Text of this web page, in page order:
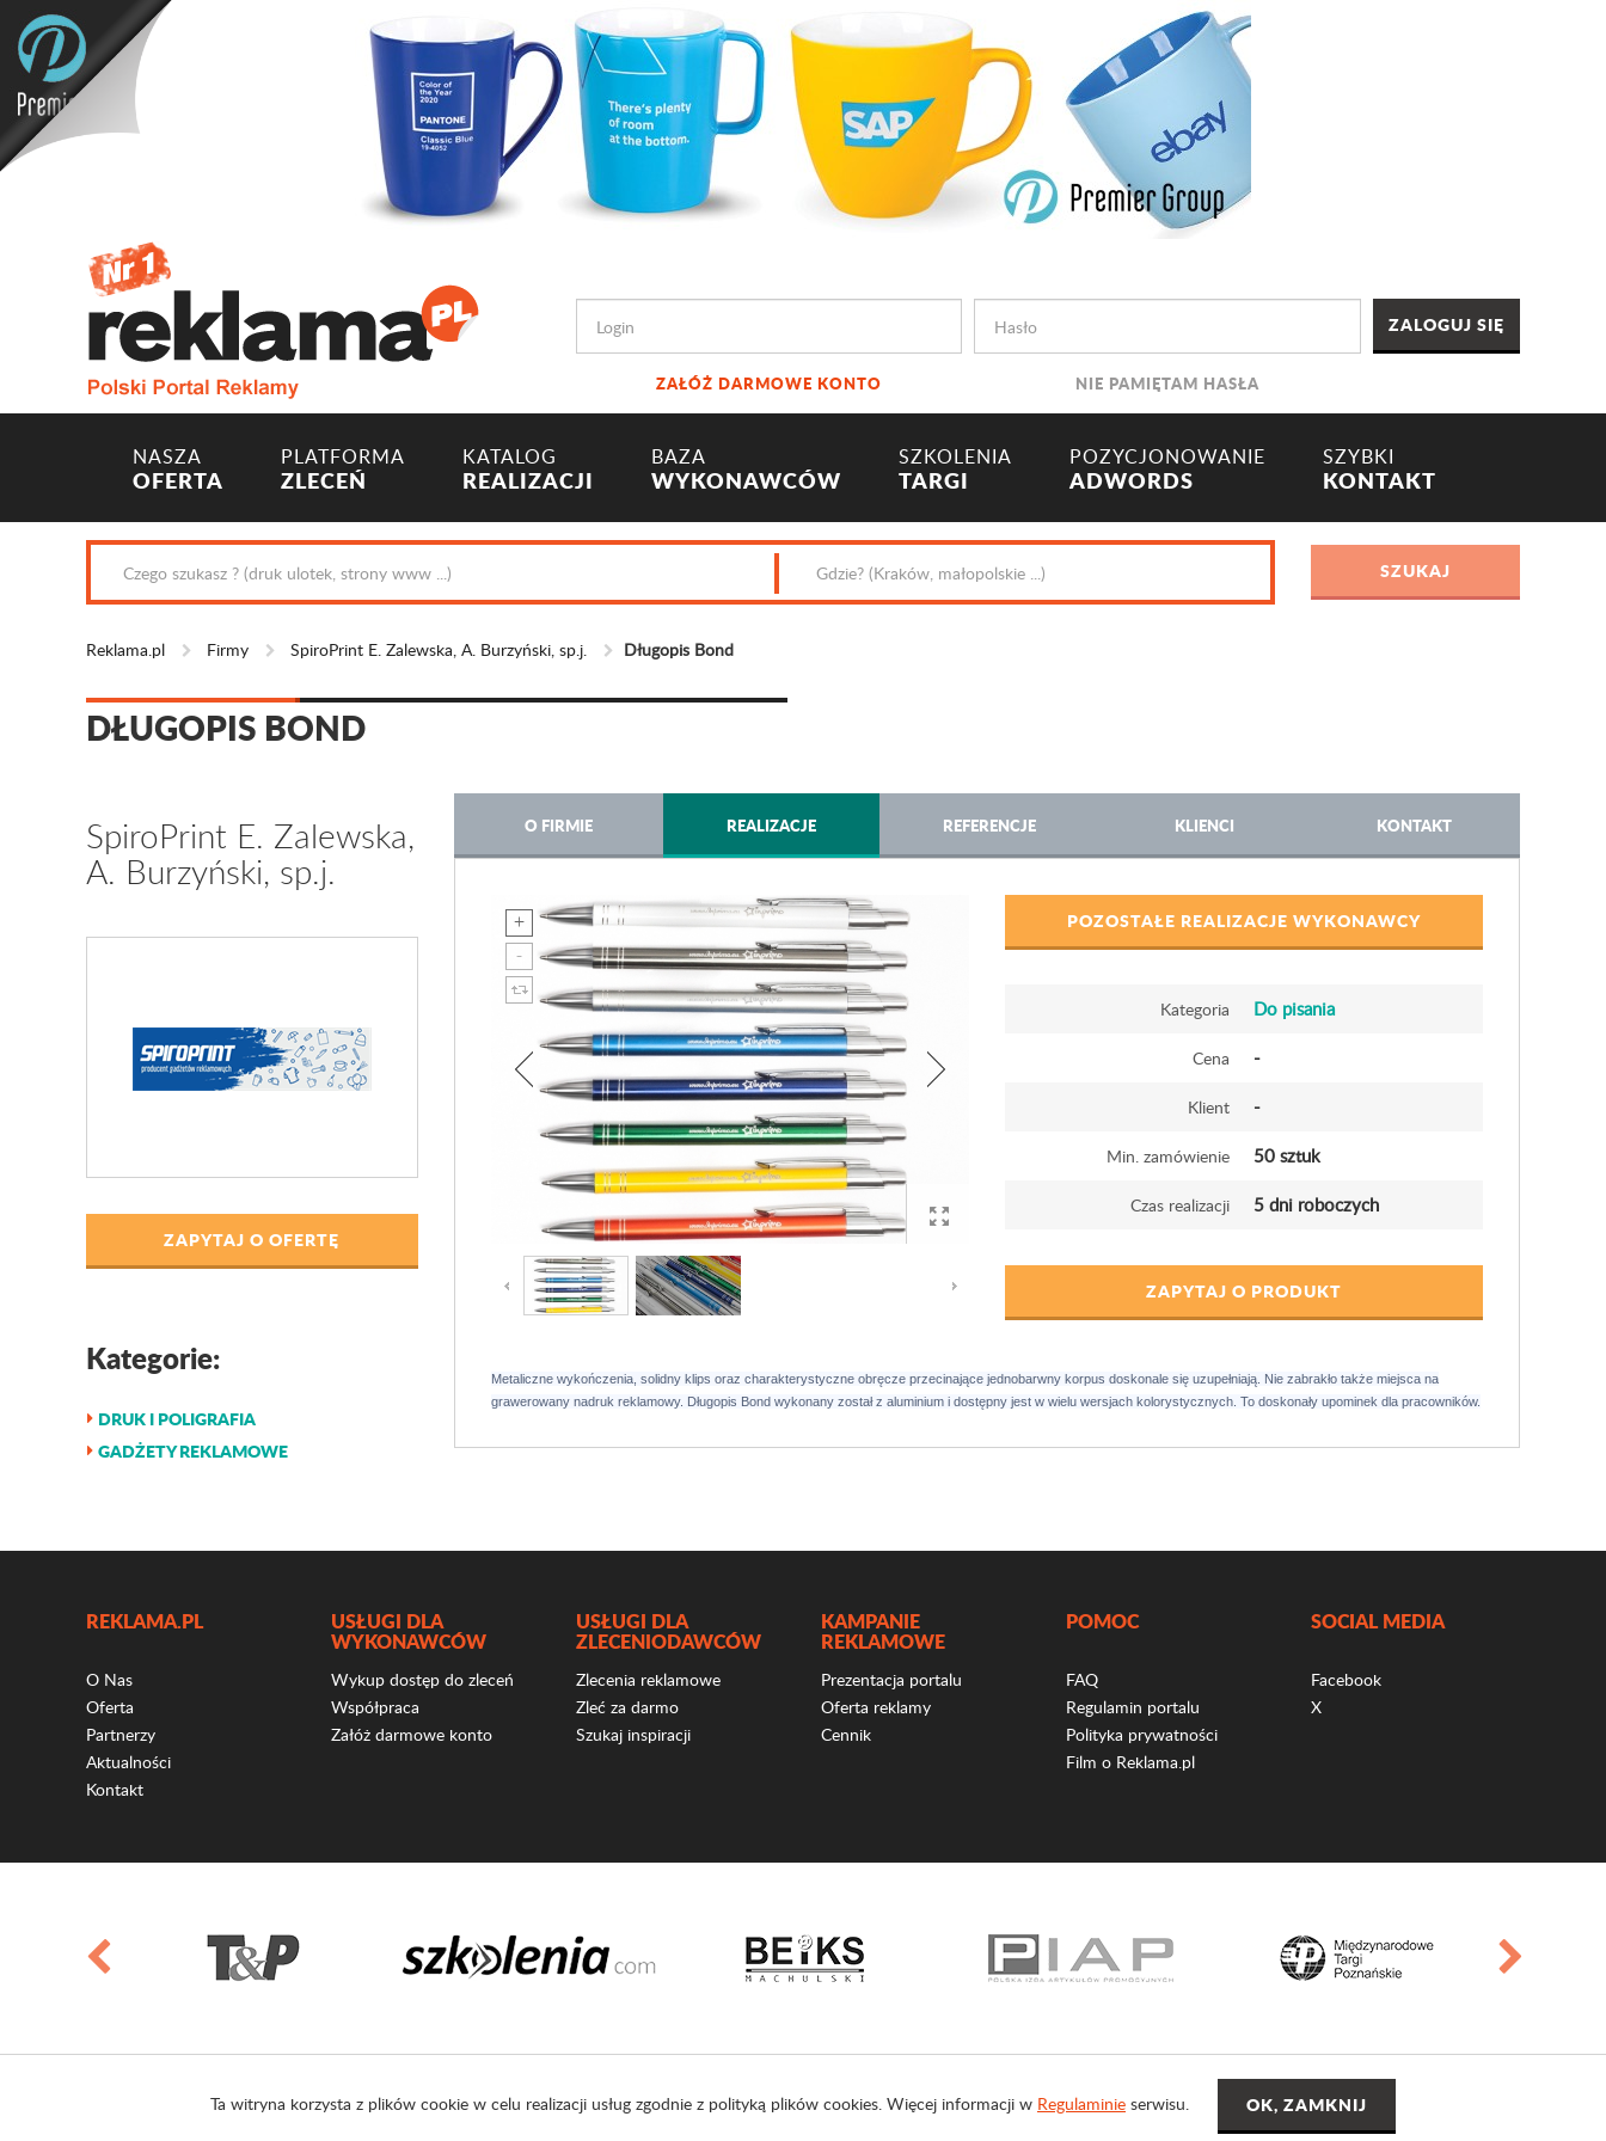
ZAŁÓŻ DARMOWE KONTO NIE PAMIĘTAM HASŁA
NASZA
OFERTA
PLATFORMA
ZLECEŃ
KATALOG
REALIZACJI
BAZA
WYKONAWCÓW
SZKOLENIA
TARGI
POZYCJONOWANIE
ADWORDS
SZYBKI
KONTAKT
Reklama.pl Firmy SpiroPrint E. Zalewska, A. Burzyński, sp.j. Długopis Bond
DŁUGOPIS BOND
SpiroPrint E. Zalewska,
A. Burzyński, sp.j.
ZAPYTAJ O OFERTĘ
Kategorie:
DRUK I POLIGRAFIA
GADŻETY REKLAMOWE
O FIRMIE REALIZACJE REFERENCJE KLIENCI KONTAKT
POZOSTAŁE REALIZACJE WYKONAWCY
Kategoria Do pisania
Cena -
Klient -
Min. zamówienie 50 sztuk
Czas realizacji 5 dni roboczych
ZAPYTAJ O PRODUKT
Metaliczne wykończenia, solidny klips oraz charakterystyczne obręcze przecinające jednobarwny korpus doskonale się uzupełniają. Nie zabrakło także miejsca na
grawerowany nadruk reklamowy. Długopis Bond wykonany został z aluminium i dostępny jest w wielu wersjach kolorystycznych. To doskonały upominek dla pracowników.
REKLAMA.PL
O Nas
Oferta
Partnerzy
Aktualności
Kontakt
USŁUGI DLA
WYKONAWCÓW
Wykup dostęp do zleceń
Współpraca
Załóż darmowe konto
USŁUGI DLA
ZLECENIODAWCÓW
Zlecenia reklamowe
Zleć za darmo
Szukaj inspiracji
KAMPANIE
REKLAMOWE
Prezentacja portalu
Oferta reklamy
Cennik
POMOC
FAQ
Regulamin portalu
Polityka prywatności
Film o Reklama.pl
SOCIAL MEDIA
Facebook
X
Ta witryna korzysta z plików cookie w celu realizacji usług zgodnie z polityką plików cookies. Więcej informacji w Regulaminie serwisu.